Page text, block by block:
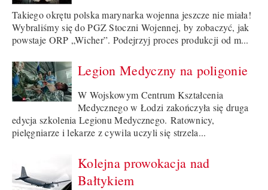
Takiego okrętu polska marynarka wojenna jeszcze nie miała!
Wybraliśmy się do PGZ Stoczni Wojennej, by zobaczyć, jak
powstaje ORP „Wicher”. Podejrzyj proces produkcji od m...
Legion Medyczny na poligonie
W Wojskowym Centrum Kształcenia
Medycznego w Łodzi zakończyła się druga
edycja szkolenia Legionu Medycznego. Ratownicy,
pielęgniarze i lekarze z cywila uczyli się strzela...
Kolejna prowokacja nad
Bałtykiem